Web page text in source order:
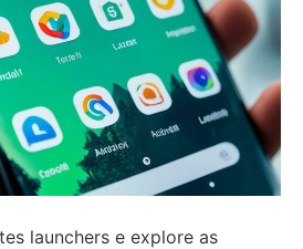
launchers e explore as